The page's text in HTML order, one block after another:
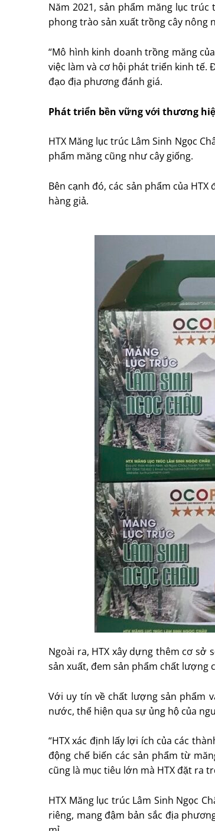
Năm 2021, sản phẩm măng lục trúc
phong trào sản xuất trồng cây nông
“Mô hình kinh doanh trồng măng
việc làm và cơ hội phát triển kinh tế.
đạo địa phương đánh giá.
Phát triển bền vững với thương
HTX Măng lục trúc Lâm Sinh Ngọc
phẩm măng cũng như cây giống.
Bên cạnh đó, các sản phẩm của
hàng giả.
Ngoài ra, HTX xây dựng thêm cơ
sản xuất, đem sản phẩm chất lượng
Với uy tín về chất lượng sản phẩm
nước, thể hiện qua sự ủng hộ của
“HTX xác định lấy lợi ích của các
động chế biến các sản phẩm từ
cũng là mục tiêu lớn mà HTX đặt ra
HTX Măng lục trúc Lâm Sinh Ngọc
riêng, mang đậm bản sắc địa